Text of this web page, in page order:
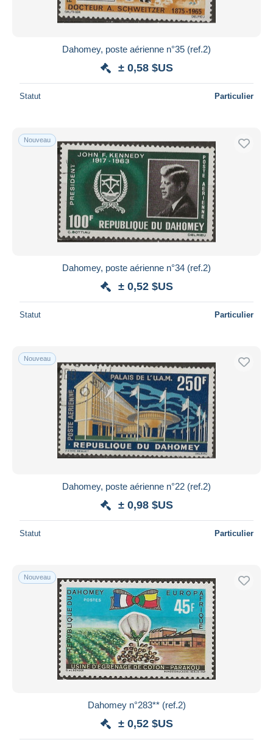
Dahomey, poste aérienne n°35 (ref.2)
± 0,58 $US
Statut Particulier
Nouveau
Dahomey, poste aérienne n°34 (ref.2)
± 0,52 $US
Statut Particulier
Nouveau
Dahomey, poste aérienne n°22 (ref.2)
± 0,98 $US
Statut Particulier
Nouveau
Dahomey n°283** (ref.2)
± 0,52 $US